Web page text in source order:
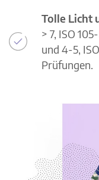
Tolle Licht
> 7, ISO
und 4-5,
Prüfungen.